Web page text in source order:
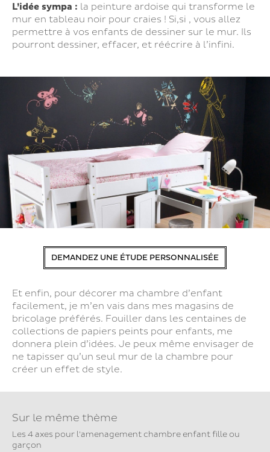
L’idée sympa : la peinture ardoise qui transforme le
mur en tableau noir pour craies ! Si,si , vous allez
permettre à vos enfants de dessiner sur le mur. Ils
pourront dessiner, effacer, et réécrire à l’infini.
DEMANDEZ UNE ÉTUDE PERSONNALISÉE
Et enfin, pour décorer ma chambre d’enfant
facilement, je m’en vais dans mes magasins de
bricolage préférés. Fouiller dans les centaines de
collections de papiers peints pour enfants, me
donnera plein d’idées. Je peux même envisager de
ne tapisser qu’un seul mur de la chambre pour
créer un effet de style.
Sur le même thème
Les 4 axes pour l'amenagement chambre enfant fille ou
garçon